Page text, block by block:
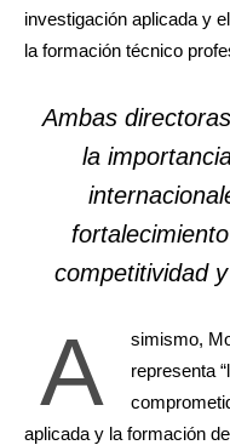
investigación aplicada y
la formación técnico
Ambas
la
competitividad
A
simismo,
representa
aplicada y la formación